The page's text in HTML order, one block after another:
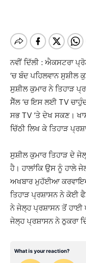
ਨਵੀਂ ਦਿੱਲੀ : ਐਕਸਟਰਾ
‘ਚ ਬੰਦ ਪਹਿਲਵਾਨ ਸੁਸ਼ੀਲ
ਸੁਸ਼ੀਲ ਕੁਮਾਰ ਨੇ ਤਿਹਾੜ
ਸੈੱਲ ‘ਚ ਇਸ ਲਈ TV
ਸਭ TV ‘ਤੇ ਦੇਖ ਸਕਣ।
ਚਿੱਠੀ ਲਿਖ ਕੇ ਤਿਹਾੜ
ਸੁਸ਼ੀਲ ਕੁਮਾਰ ਤਿਹਾੜ ਦੇ
ਹੈ। ਹਾਲਾਂਕਿ ਉਸ ਨੂੰ ਹਾਲੇ
ਅਖਬਾਰ ਮੁਹੱਈਆ ਕਰਵਾਇਆ
ਤਿਹਾੜ ਪ੍ਰਸ਼ਾਸਨ ਨੇ ਕੋਈ
ਨੇ ਜੇਲ੍ਹ ਪ੍ਰਸ਼ਾਸਨ ਤੋਂ ਹਾਈ
ਜੇਲ੍ਹ ਪ੍ਰਸ਼ਾਸਨ ਨੇ ਠੁਕਰਾ